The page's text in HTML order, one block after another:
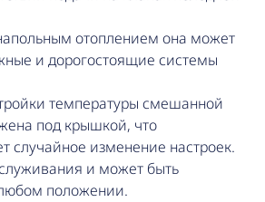
отоплением она может
и дорогостоящие системы
температуры смешанной
под крышкой, что
случайное изменение настроек.
и может быть
положении.